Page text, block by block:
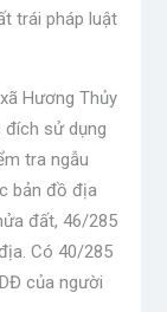
trái pháp luật
Hương Thủy
đích sử dụng
tra ngẫu
bản đồ địa
đất, 46/285
Có 40/285
của người